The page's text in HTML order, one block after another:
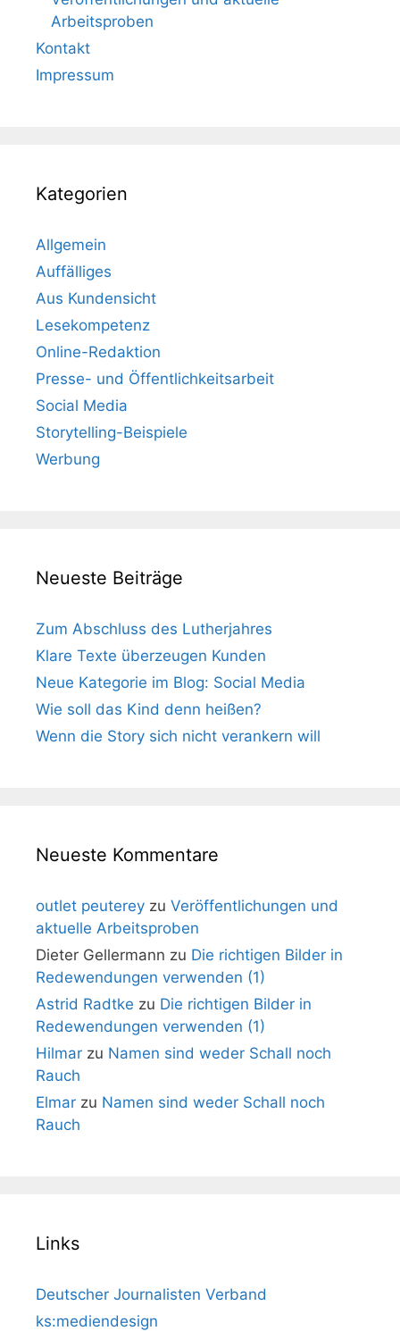
Arbeitsproben
Kontakt
Impressum
Kategorien
Allgemein
Auffälliges
Aus Kundensicht
Lesekompetenz
Online-Redaktion
Presse- und Öffentlichkeitsarbeit
Social Media
Storytelling-Beispiele
Werbung
Neueste Beiträge
Zum Abschluss des Lutherjahres
Klare Texte überzeugen Kunden
Neue Kategorie im Blog: Social Media
Wie soll das Kind denn heißen?
Wenn die Story sich nicht verankern will
Neueste Kommentare
outlet peuterey zu Veröffentlichungen und
aktuelle Arbeitsproben
Dieter Gellermann zu Die richtigen Bilder in
Redewendungen verwenden (1)
Astrid Radtke zu Die richtigen Bilder in
Redewendungen verwenden (1)
Hilmar zu Namen sind weder Schall noch
Rauch
Elmar zu Namen sind weder Schall noch
Rauch
Links
Deutscher Journalisten Verband
ks:mediendesign